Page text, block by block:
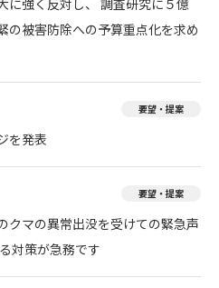
に強く反対し、 調査研究に５億
の被害防除への予算重点化を求め
要望・提案
を発表
要望・提案
マの異常出没を受けての緊急声
対策が急務です